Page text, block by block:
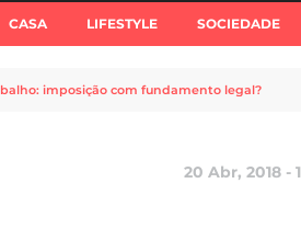
CASA LIFESTYLE SOCIEDADE
imposição com fundamento legal?
20 Abr, 2018 -